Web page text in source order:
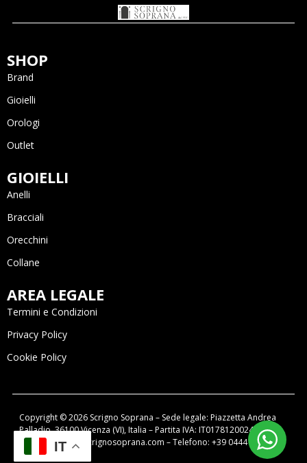
SHOP
Brand
Gioielli
Orologi
Outlet
GIOIELLI
Anelli
Bracciali
Orecchini
Collane
AREA LEGALE
Termini e Condizioni
Privacy Policy
Cookie Policy
Copyright © 2026 Scrigno Soprana – Sede legale: Piazzetta Andrea
Palladio, 36100 Vicenza (VI), Italia – Partita IVA: IT01781200249 –
email: negozio@scrignosoprana.com – Telefono: +39 0444 320788
Powered by OIR
IT